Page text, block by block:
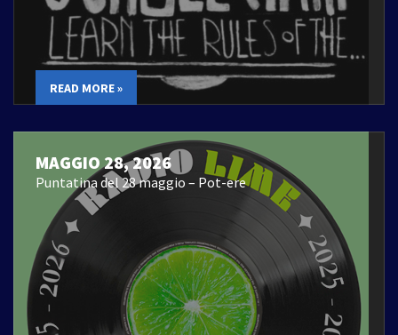
READ MORE »
MAGGIO 28, 2026
Puntatina del 28 maggio – Pot-ere